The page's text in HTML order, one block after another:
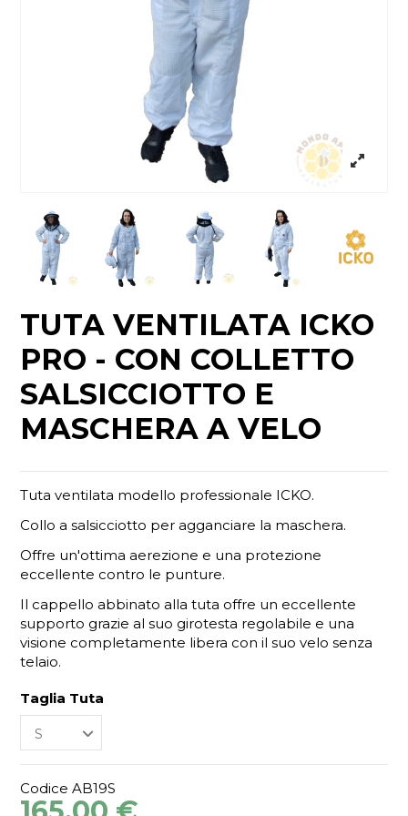
TUTA VENTILATA ICKO
PRO - CON COLLETTO
SALSICCIOTTO E
MASCHERA A VELO
Tuta ventilata modello professionale ICKO.
Collo a salsicciotto per agganciare la maschera.
Offre un'ottima aerezione e una protezione
eccellente contro le punture.
Il cappello abbinato alla tuta offre un eccellente
supporto grazie al suo girotesta regolabile e una
visione completamente libera con il suo velo senza
telaio.
Taglia Tuta
Codice AB19S